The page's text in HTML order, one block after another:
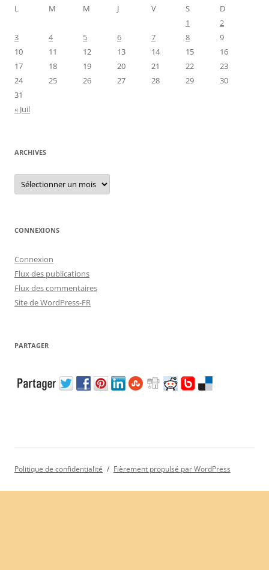
L
M M J V S
D
1
2
3
4 5 6 7 8
9
10
11 12 13 14 15
16
17
18 19 20 21 22
23
24
25 26 27 28 29
30
31
« Juil
ARCHIVES
Archives
CONNEXIONS
Connexion
Flux des publications
Flux des commentaires
Site de WordPress-FR
PARTAGER
Politique de confidentialité Fièrement propulsé par WordPress